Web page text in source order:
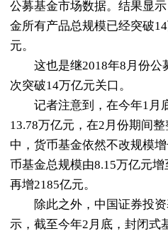
公募基金市场数据。结果显
金所有产品总规模已经突破
元。
这也是继2018年8月份公
次突破14万亿元关口。
记者注意到，在今年1月
13.78万亿元，在2月份期间
中，货币基金依然不改规模
币基金总规模由8.15万亿元
再增2185亿元。
除此之外，中国证券投资
示，截至今年2月底，封闭式